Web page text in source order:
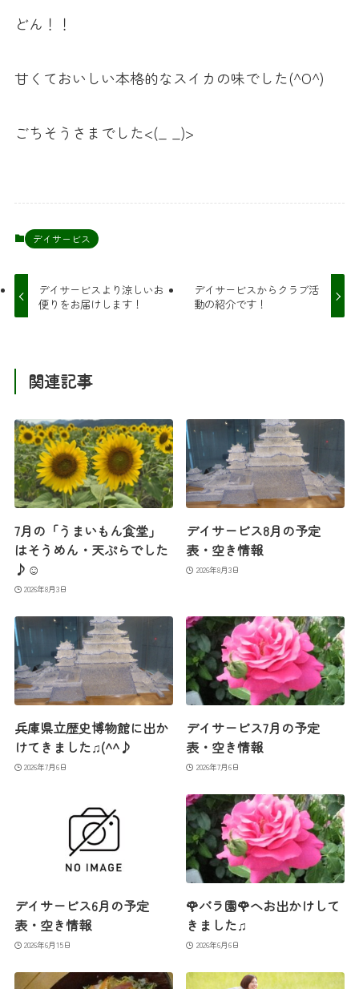
どん！！
甘くておいしい本格的なスイカの味でした(^O^)
ごちそうさまでした<(_ _)>
デイサービス
デイサービスより涼しいお
便りをお届けします！
デイサービスからクラブ活
動の紹介です！
関連記事
7月の「うまいもん食堂」
はそうめん・天ぷらでした
♪☺
2026年8月3日
デイサービス8月の予定
表・空き情報
2026年8月3日
兵庫県立歴史博物館に出か
けてきました♫(^^♪
2026年7月6日
デイサービス7月の予定
表・空き情報
2026年7月6日
デイサービス6月の予定
表・空き情報
2026年6月15日
🌹バラ園🌹へお出かけして
きました♫
2026年6月6日